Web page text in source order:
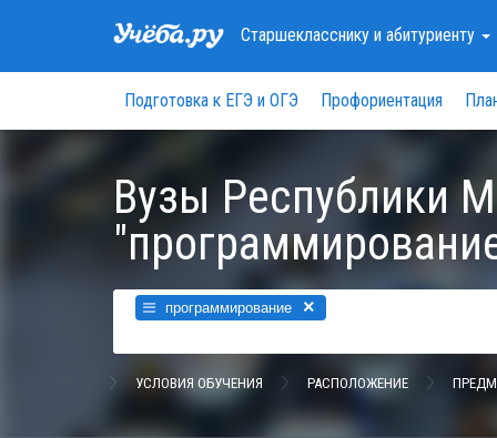
Старшеклассникуи абитуриенту
Подготовка к ЕГЭ и ОГЭ Профориентация
Вузы Республики
программирование ×
УСЛОВИЯ ОБУЧЕНИЯ РАСПОЛОЖЕНИЕ